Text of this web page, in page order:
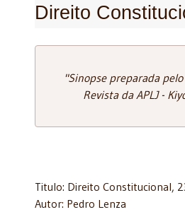
Direito
"Sinopse preparada
Revista da APLJ -
Titulo: Direito Constitucional,
Autor: Pedro Lenza